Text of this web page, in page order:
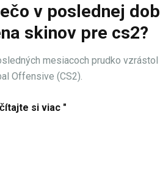
v poslednej
skinov pre cs2?
mesiacoch prudko
Offensive (CS2).
si viac "